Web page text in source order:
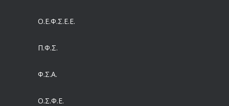
Ο.Ε.Φ.Σ.Ε.Ε.
Π.Φ.Σ.
Φ.Σ.Α.
Ο.Σ.Φ.Ε.